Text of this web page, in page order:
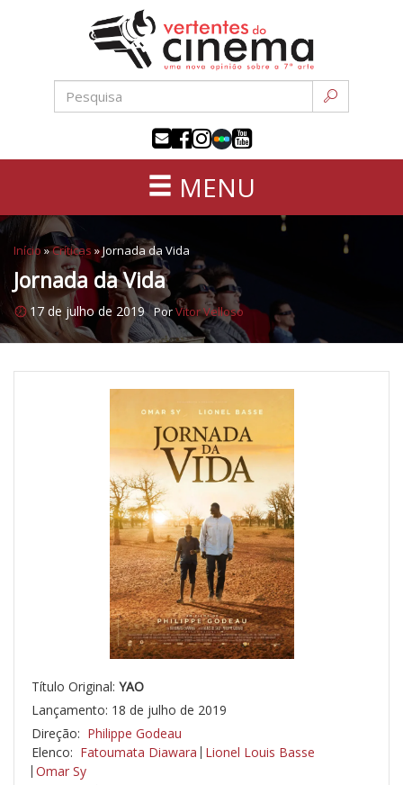
conteúdo
sétima
MENU
Início »Críticas »Jornada da Vida
Jornada da Vida
17 de julho de 2019 PorVitor Velloso
Título Original: YAO
Lançamento: 18 de julho de 2019
Direção: Philippe Godeau
Elenco: Fatoumata Diawara Lionel Louis Basse
Omar Sy